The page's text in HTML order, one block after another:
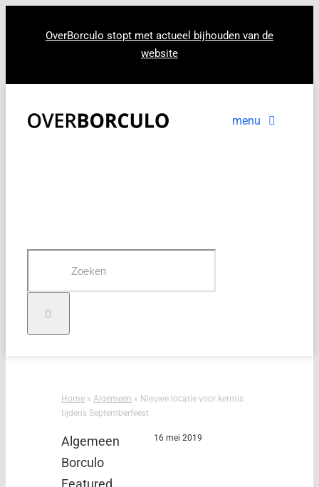
OverBorculo stopt met actueel bijhouden van de
website
menu
Home »Algemeen » Nieuwe locatie voor kermis
tijdens Septemberfeest
Algemeen
Borculo
Featured
16 mei 2019